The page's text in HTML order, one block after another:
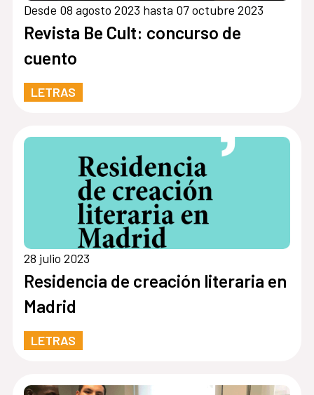
Desde 08 agosto 2023 hasta 07 octubre 2023
Revista Be Cult: concurso de
cuento
LETRAS
28 julio 2023
Residencia de creación literaria en
Madrid
LETRAS